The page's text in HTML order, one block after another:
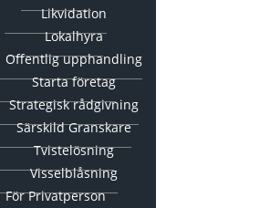
Likvidation
Lokalhyra
Offentlig upphandling
Starta företag
Strategisk rådgivning
Särskild Granskare
Tvistelösning
Visselblåsning
För Privatperson